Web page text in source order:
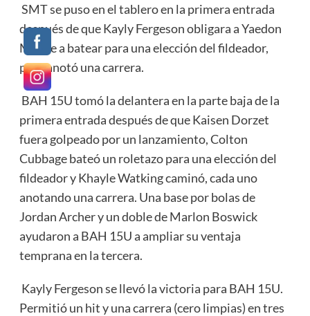
SMT se puso en el tablero en la primera entrada
después de que Kayly Fergeson obligara a Yaedon
Martie a batear para una elección del fildeador,
pero anotó una carrera.
BAH 15U tomó la delantera en la parte baja de la
primera entrada después de que Kaisen Dorzet
fuera golpeado por un lanzamiento, Colton
Cubbage bateó un roletazo para una elección del
fildeador y Khayle Watking caminó, cada uno
anotando una carrera. Una base por bolas de
Jordan Archer y un doble de Marlon Boswick
ayudaron a BAH 15U a ampliar su ventaja
temprana en la tercera.
Kayly Fergeson se llevó la victoria para BAH 15U.
Permitió un hit y una carrera (cero limpias) en tres